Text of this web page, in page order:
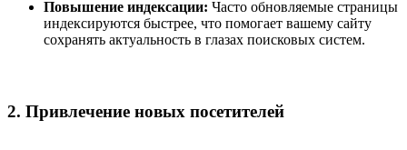
Повышение индексации: Часто обновляемые страницы
индексируются быстрее, что помогает вашему сайту
сохранять актуальность в глазах поисковых систем.
2. Привлечение новых посетителей